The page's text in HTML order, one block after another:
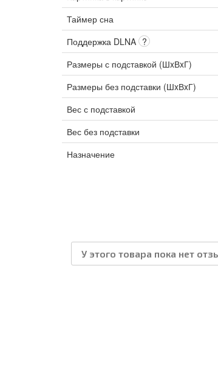
Таймер сна
Поддержка DLNA ?
Размеры с подставкой (ШxВxГ)
Размеры без подставки (ШxВxГ)
Вес с подставкой
Вес без подставки
Назначение
У этого товара пока нет